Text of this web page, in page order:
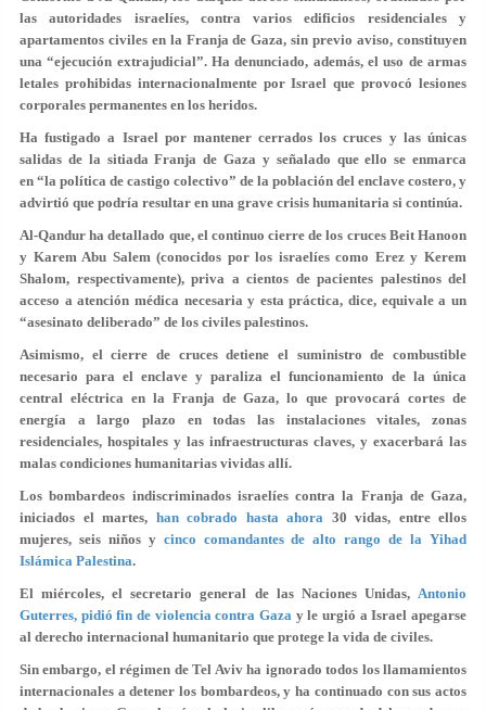
las autoridades israelíes, contra varios edificios residenciales y
apartamentos civiles en la Franja de Gaza, sin previo aviso, constituyen
una “ejecución extrajudicial”. Ha denunciado, además, el uso de armas
letales prohibidas internacionalmente por Israel que provocó lesiones
corporales permanentes en los heridos.
Ha fustigado a Israel por mantener cerrados los cruces y las únicas
salidas de la sitiada Franja de Gaza y señalado que ello se enmarca
en “la política de castigo colectivo” de la población del enclave costero, y
advirtió que podría resultar en una grave crisis humanitaria si continúa.
Al-Qandur ha detallado que, el continuo cierre de los cruces Beit Hanoon
y Karem Abu Salem (conocidos por los israelíes como Erez y Kerem
Shalom, respectivamente), priva a cientos de pacientes palestinos del
acceso a atención médica necesaria y esta práctica, dice, equivale a un
“asesinato deliberado” de los civiles palestinos.
Asimismo, el cierre de cruces detiene el suministro de combustible
necesario para el enclave y paraliza el funcionamiento de la única
central eléctrica en la Franja de Gaza, lo que provocará cortes de
energía a largo plazo en todas las instalaciones vitales, zonas
residenciales, hospitales y las infraestructuras claves, y exacerbará las
malas condiciones humanitarias vividas allí.
Los bombardeos indiscriminados israelíes contra la Franja de Gaza,
iniciados el martes, han cobrado hasta ahora 30 vidas, entre ellos
mujeres, seis niños y cinco comandantes de alto rango de la Yihad
Islámica Palestina.
El miércoles, el secretario general de las Naciones Unidas, Antonio
Guterres, pidió fin de violencia contra Gaza y le urgió a Israel apegarse
al derecho internacional humanitario que protege la vida de civiles.
Sin embargo, el régimen de Tel Aviv ha ignorado todos los llamamientos
internacionales a detener los bombardeos, y ha continuado con sus actos